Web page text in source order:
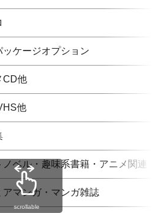
ッケージオプション
CD他
他
ノベル・趣味系書籍・アニメ関連
アマンガ・マンガ雑誌
scrollable